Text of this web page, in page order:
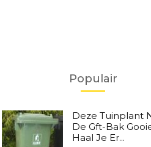
Populair
Deze Tuinplant
De Gft-Bak
Haal Je Er...